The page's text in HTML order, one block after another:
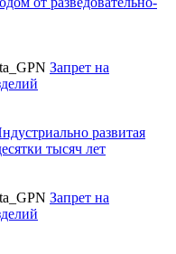
Запрет на
развитая
тысяч лет
Запрет на